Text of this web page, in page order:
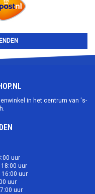
in het centrum van 's-
uur
uur
16:00 uur
uur
uur